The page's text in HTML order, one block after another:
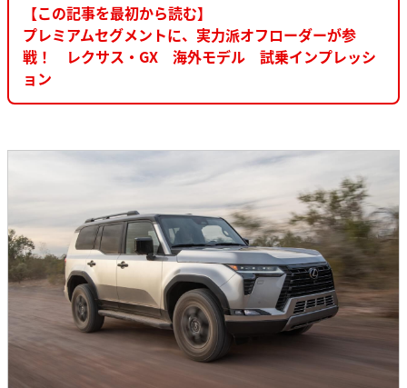
【この記事を最初から読む】
プレミアムセグメントに、実力派オフローダーが参
戦！ レクサス・GX 海外モデル 試乗インプレッシ
ョン